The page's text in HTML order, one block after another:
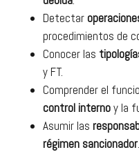
Detectar
procedimientos de
Conocer las
y FT.
Comprender el
control internoy la
Asumir las
régimen sancionador.